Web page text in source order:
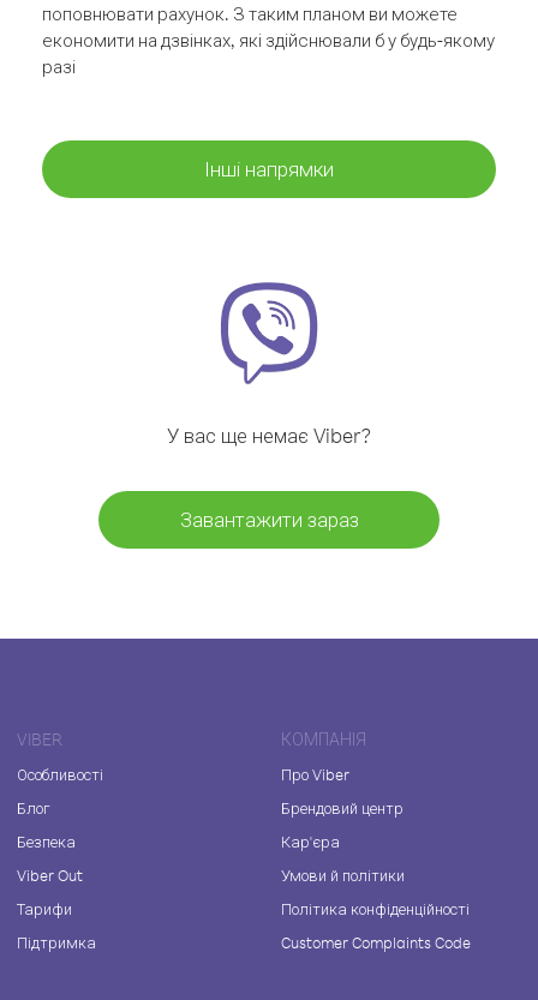
поповнювати рахунок. З таким планом ви можете
економити на дзвінках, які здійснювали б у будь-якому
разі
Інші напрямки
У вас ще немає Viber?
Завантажити зараз
VIBER
Особливості
Блог
Безпека
Viber Out
Тарифи
Підтримка
КОМПАНІЯ
Про Viber
Брендовий центр
Кар'єра
Умови й політики
Політика конфіденційності
Customer Complaints Code